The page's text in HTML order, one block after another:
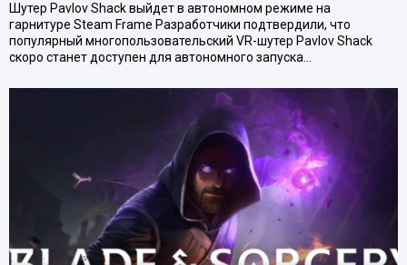
Шутер Pavlov Shack выйдет в автономном режиме на
гарнитуре Steam Frame Разработчики подтвердили, что
популярный многопользовательский VR-шутер Pavlov Shack
скоро станет доступен для автономного запуска…